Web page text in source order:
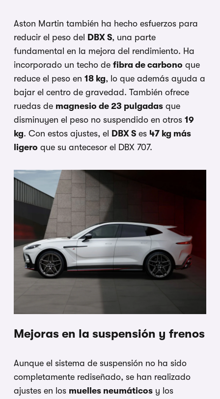
Aston Martin también ha hecho esfuerzos para
reducir el peso del
DBX S, una parte
fundamental en la mejora del rendimiento. Ha
incorporado un techo de fibra de carbono que
reduce el peso en 18 kg, lo que además ayuda a
bajar el centro de gravedad. También ofrece
ruedas de magnesio de 23 pulgadas que
disminuyen el peso no suspendido en otros 19
kg. Con estos ajustes, el DBX S es 47 kg más
ligero que su antecesor el DBX 707.
Mejoras en la suspensión y frenos
Aunque el sistema de suspensión no ha sido
completamente rediseñado, se han realizado
ajustes en los muelles neumáticos y los